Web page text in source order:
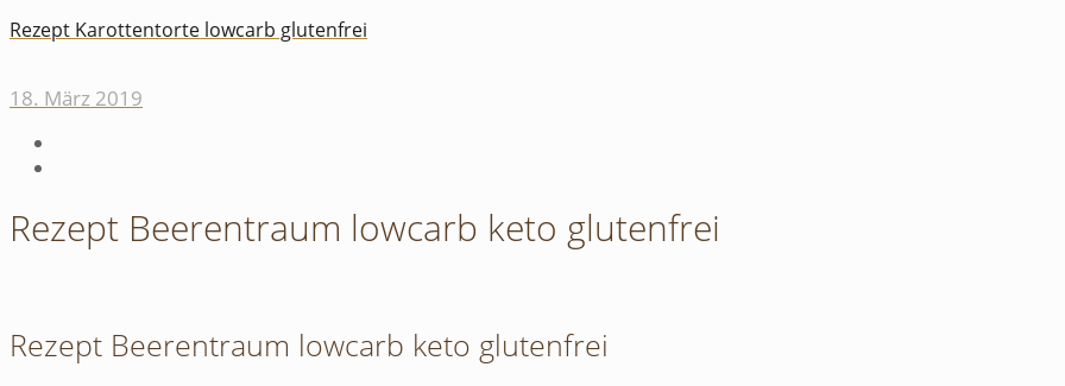
Rezept Karottentorte lowcarb glutenfrei
18. März 2019
Rezept Beerentraum lowcarb keto glutenfrei
Rezept Beerentraum lowcarb keto glutenfrei